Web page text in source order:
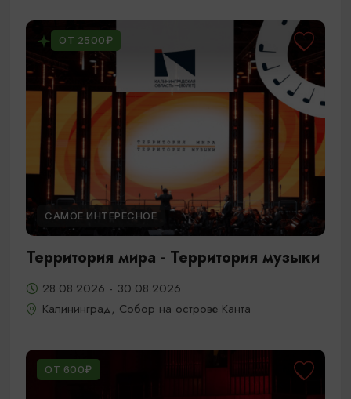
ОТ 2500₽
САМОЕ ИНТЕРЕСНОЕ
Территория мира - Территория музыки
28.08.2026 - 30.08.2026
Калининград, Собор на острове Канта
ОТ 600₽